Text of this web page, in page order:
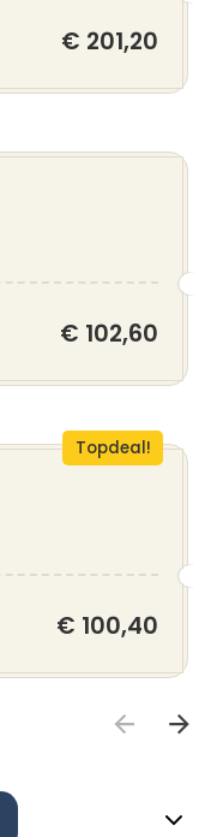
€ 201,20
€ 102,60
Topdeal!
€ 100,40